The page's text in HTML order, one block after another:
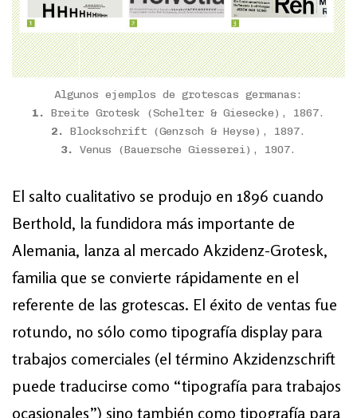
Algunos ejemplos de grotescas germanas:
1.
Breite Grotesk (Schelter & Giesecke), 1867.
2.
Blockschrift (Genzsch & Heyse), 1897.
3.
Venus (Bauersche Giesserei), 1907.
El salto cualitativo se produjo en 1896 cuando
Berthold, la fundidora más importante de
Alemania, lanza al mercado Akzidenz-Grotesk,
familia que se convierte rápidamente en el
referente de las grotescas. El éxito de ventas fue
rotundo, no sólo como tipografía display para
trabajos comerciales (el término Akzidenzschrift
puede traducirse como “tipografía para trabajos
ocasionales”) sino también como tipografía para